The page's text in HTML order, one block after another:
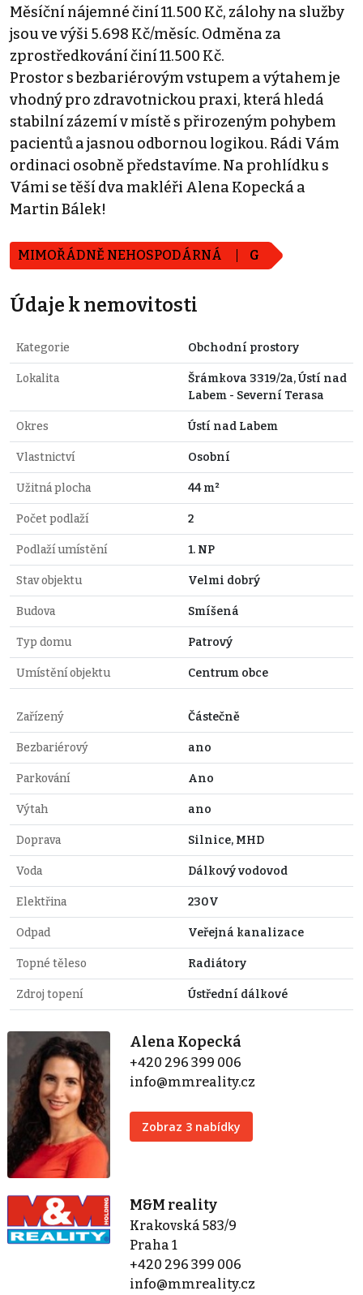
Měsíční nájemné činí 11.500 Kč, zálohy na služby
jsou ve výši 5.698 Kč/měsíc. Odměna za
zprostředkování činí 11.500 Kč.
Prostor s bezbariérovým vstupem a výtahem je
vhodný pro zdravotnickou praxi, která hledá
stabilní zázemí v místě s přirozeným pohybem
pacientů a jasnou odbornou logikou. Rádi Vám
ordinaci osobně představíme. Na prohlídku s
Vámi se těší dva makléři Alena Kopecká a
Martin Bálek!
MIMOŘÁDNĚ NEHOSPODÁRNÁ G
Údaje k nemovitosti
Kategorie Obchodní prostory
Lokalita
Šrámkova 3319/2a, Ústí nad
Labem - Severní Terasa
Okres Ústí nad Labem
Vlastnictví Osobní
Užitná plocha 44 m²
Počet podlaží 2
Podlaží umístění 1. NP
Stav objektu Velmi dobrý
Budova Smíšená
Typ domu Patrový
Umístění objektu Centrum obce
Zařízený Částečně
Bezbariérový ano
Parkování Ano
Výtah ano
Doprava Silnice, MHD
Voda Dálkový vodovod
Elektřina 230V
Odpad Veřejná kanalizace
Topné těleso Radiátory
Zdroj topení Ústřední dálkové
Alena Kopecká
+420 296 399 006
info@mmreality.cz
Zobraz 3 nabídky
M&M reality
Krakovská 583/9
Praha 1
+420 296 399 006
info@mmreality.cz